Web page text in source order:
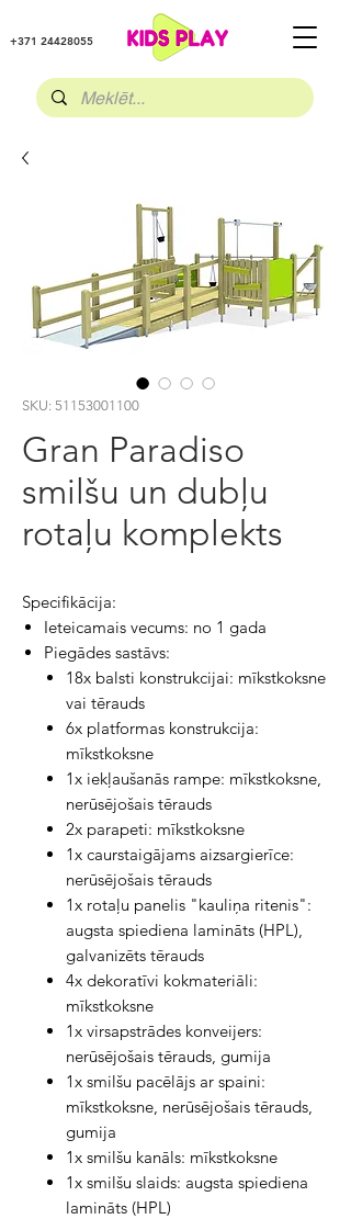
+371 24428055
SKU: 51153001100
Gran Paradiso
smilšu un dubļu
rotaļu komplekts
Specifikācija:
Ieteicamais vecums: no 1 gada
Piegādes sastāvs:
18x balsti konstrukcijai: mīkstkoksne
vai tērauds
6x platformas konstrukcija:
mīkstkoksne
1x iekļaušanās rampe: mīkstkoksne,
nerūsējošais tērauds
2x parapeti: mīkstkoksne
1x caurstaigājams aizsargierīce:
nerūsējošais tērauds
1x rotaļu panelis "kauliņa ritenis":
augsta spiediena lamināts (HPL),
galvanizēts tērauds
4x dekoratīvi kokmateriāli:
mīkstkoksne
1x virsapstrādes konveijers:
nerūsējošais tērauds, gumija
1x smilšu pacēlājs ar spaini:
mīkstkoksne, nerūsējošais tērauds,
gumija
1x smilšu kanāls: mīkstkoksne
1x smilšu slaids: augsta spiediena
lamināts (HPL)